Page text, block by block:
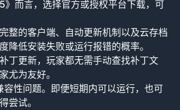
而言，选择官方或授权平台下载，可
整的客户端、自动更新机制以及云存档
低安装失败或运行报错的概率。
丁更新，玩家都无需手动查找补丁文
尤为友好。
容性问题。即便短期内可以运行，也可
尝试。